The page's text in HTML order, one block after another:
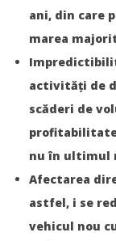
SAMEDAY a
Bianca
Florescu
ani, din care
marea
activități de
scăderi de
nu în ultimul
Afectarea
astfel, i se
vehicul nou